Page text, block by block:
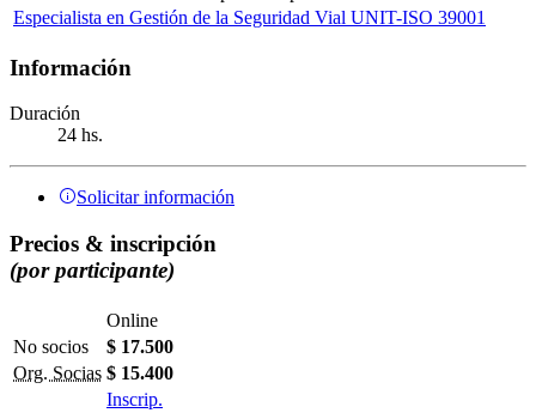
Especialista en Gestión de la Seguridad Vial UNIT-ISO 39001
Información
Duración
24 hs.
Solicitar información
Precios & inscripción
(por participante)
Online
No socios
$ 17.500
Org. Socias $ 15.400
Inscrip.